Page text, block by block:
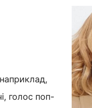
голос поп-